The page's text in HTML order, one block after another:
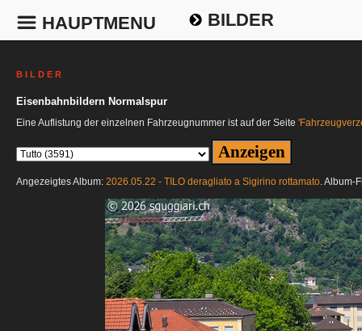
HAUPTMENU BILDER
B I L D E R
Eisenbahnbildern Normalspur
Eine Auflistung der einzelnen Fahrzeugnummer ist auf der Seite
Angezeigtes Album: 2026.05.22 - TILO deragliato a Sigirino rottamato. Album-